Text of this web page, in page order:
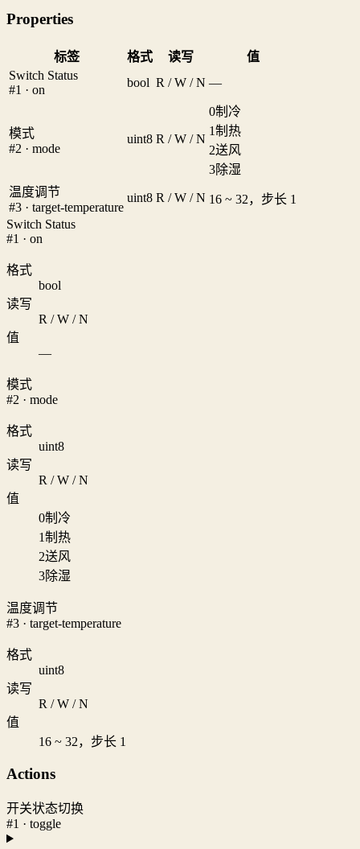
Properties
标签 格式 读写
值
Switch Status
#1 · on
bool R / W / N —
模式
#2 · mode
uint8 R / W / N
0制冷
1制热
2送风
3除湿
温度调节
#3 · target-temperature
uint8 R / W / N 16 ~ 32，步长 1
Switch Status
#1 · on
格式
bool
读写
R / W / N
值
—
模式
#2 · mode
格式
uint8
读写
R / W / N
值
0制冷
1制热
2送风
3除湿
温度调节
#3 · target-temperature
格式
uint8
读写
R / W / N
值
16 ~ 32，步长 1
Actions
开关状态切换
#1 · toggle